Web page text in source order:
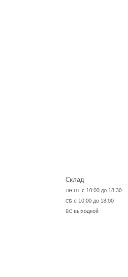
Склад
ПН-ПТ с 10:00 до 18:30
СБ с 10:00 до 18:00
ВС выходной